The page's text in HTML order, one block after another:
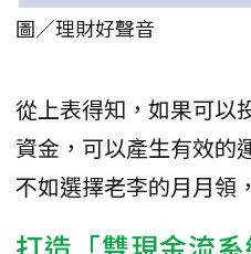
圖／理財好聲音
從上表得知，如果可以
資金，可以產生有效的
不如選擇老李的月月領
打造「雙現金流